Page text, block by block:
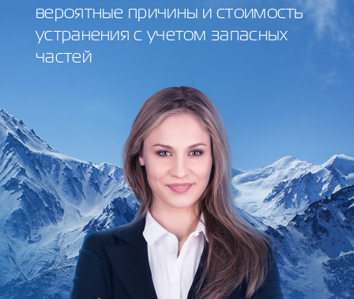
вероятные причины и стоимость
устранения с учетом запасных
частей